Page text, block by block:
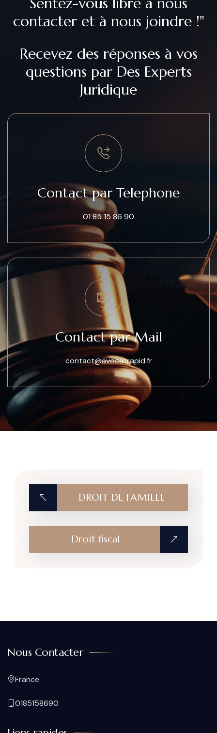
contacter et à nous joindre !"
Recevez des réponses à vos
questions par Des Experts
Juridique
Contact par Telephone
01 85 15 86 90
Contact par Mail
contact@avocatrapid.fr
DROIT DE FAMILLE
Droit fiscal
Nous Contacter
France
0185158690